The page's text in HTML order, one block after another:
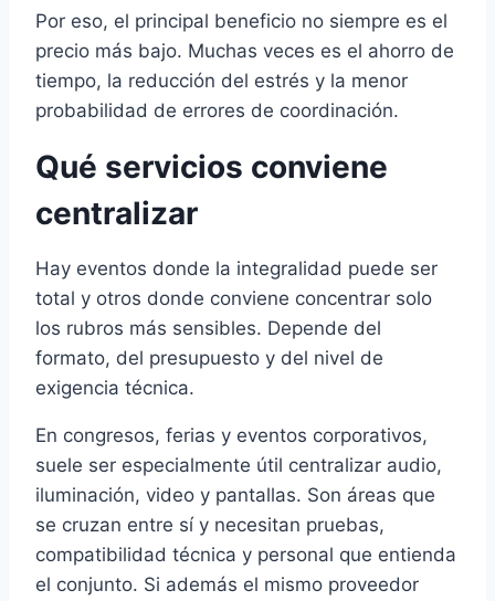
Por eso, el principal beneficio no siempre es el
precio más bajo. Muchas veces es el ahorro de
tiempo, la reducción del estrés y la menor
probabilidad de errores de coordinación.
Qué servicios conviene
centralizar
Hay eventos donde la integralidad puede ser
total y otros donde conviene concentrar solo
los rubros más sensibles. Depende del
formato, del presupuesto y del nivel de
exigencia técnica.
En congresos, ferias y eventos corporativos,
suele ser especialmente útil centralizar audio,
iluminación, video y pantallas. Son áreas que
se cruzan entre sí y necesitan pruebas,
compatibilidad técnica y personal que entienda
el conjunto. Si además el mismo proveedor